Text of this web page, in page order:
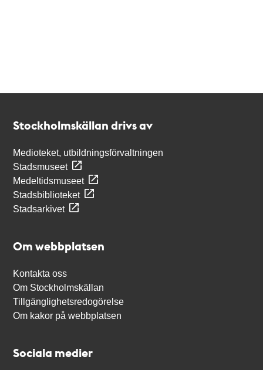
Stockholmskällan drivs av
Medioteket, utbildningsförvaltningen
Stadsmuseet
Medeltidsmuseet
Stadsbiblioteket
Stadsarkivet
Om webbplatsen
Kontakta oss
Om Stockholmskällan
Tillgänglighetsredogörelse
Om kakor på webbplatsen
Sociala medier